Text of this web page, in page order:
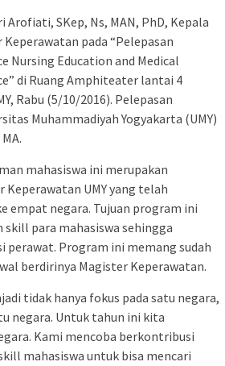
SKep, Ns, MAN, PhD, Kepala
pada “Pelepasan
Nursing Education and Medical
di Ruang Amphiteater lantai 4
Rabu (5/10/2016). Pelepasan
Muhammadiyah Yogyakarta (UMY)
mahasiswa ini merupakan
UMY yang telah
empat negara. Tujuan program ini
para mahasiswa sehingga
perawat. Program ini memang sudah
berdirinya Magister Keperawatan.
tidak hanya fokus pada satu negara,
negara. Untuk tahun ini kita
Kami mencoba berkontribusi
mahasiswa untuk bisa mencari